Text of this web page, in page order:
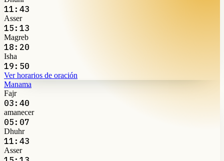
11:43
Asser
15:13
Magreb
18:20
Isha
19:50
Ver horarios de oración
Manama
Fajr
03:40
amanecer
05:07
Dhuhr
11:43
Asser